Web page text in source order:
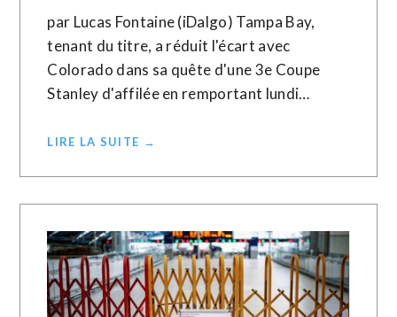
par Lucas Fontaine (iDalgo) Tampa Bay,
tenant du titre, a réduit l'écart avec
Colorado dans sa quête d'une 3e Coupe
Stanley d'affilée en remportant lundi…
LIRE LA SUITE →